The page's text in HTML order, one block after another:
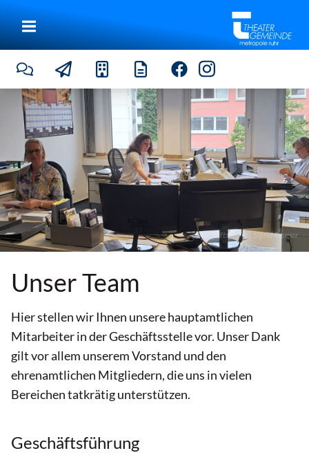
Geschäftsstelle | Sigrid Riemer
Unser Team
Hier stellen wir Ihnen unsere hauptamtlichen
Mitarbeiter in der Geschäftsstelle vor. Unser Dank
gilt vor allem unserem Vorstand und den
ehrenamtlichen Mitgliedern, die uns in vielen
Bereichen tatkrätig unterstützen.
Geschäftsführung